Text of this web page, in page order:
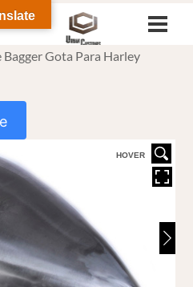
Bagger Gota Para Harley
HOVER